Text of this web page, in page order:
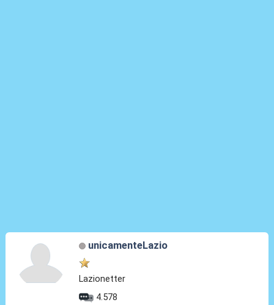
unicamenteLazio
Lazionetter
4.578